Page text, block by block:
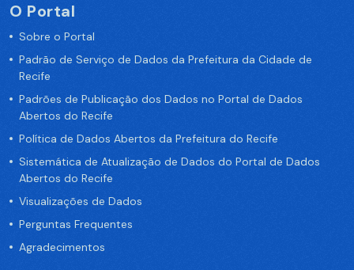
O Portal
Sobre o Portal
Padrão de Serviço de Dados da Prefeitura da Cidade de
Recife
Padrões de Publicação dos Dados no Portal de Dados
Abertos do Recife
Política de Dados Abertos da Prefeitura do Recife
Sistemática de Atualização de Dados do Portal de Dados
Abertos do Recife
Visualizações de Dados
Perguntas Frequentes
Agradecimentos